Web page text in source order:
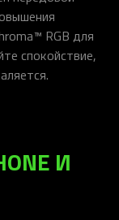
RGB для
спокойствие,
И